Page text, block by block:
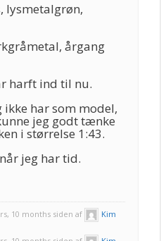
lysmetalgrøn,
årgang
harft ind til nu.
ikke har som model,
jeg godt tænke
i størrelse 1:43.
jeg har tid.
10 months siden af
Kim